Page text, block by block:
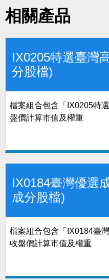
相關產品
IX0205特選臺灣
分股檔)
檔案組合包含「IX0205特
盤價計算市值及權重
IX0184臺灣優選
成分股檔)
檔案組合包含「IX0184臺
收盤價計算市值及權重